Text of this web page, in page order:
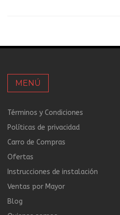
MENÚ
Términos y Condiciones
Políticas de privacidad
Carro de Compras
Ofertas
Instrucciones de instalación
Ventas por Mayor
Blog